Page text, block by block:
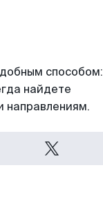
способом:
найдете